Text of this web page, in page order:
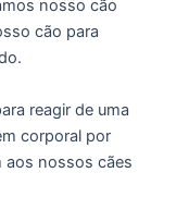
nosso cão
cão para
reagir de uma
corporal por
aos nossos cães